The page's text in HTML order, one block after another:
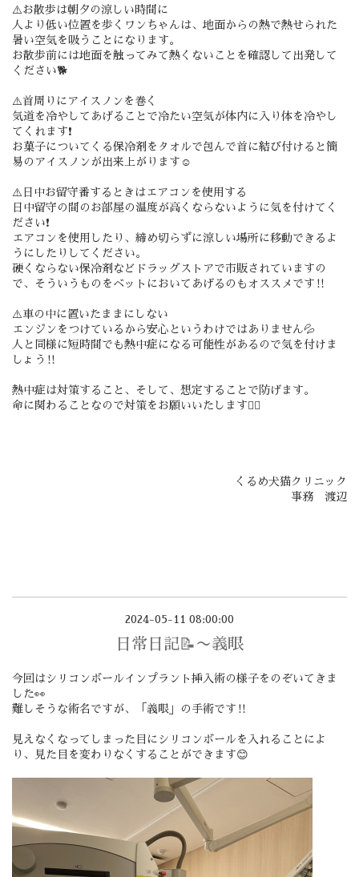
⚠️お散歩は朝夕の涼しい時間に
人より低い位置を歩くワンちゃんは、地面からの熱で熱せられた
暑い空気を吸うことになります。
お散歩前には地面を触ってみて熱くないことを確認して出発して
ください🐕
⚠️首周りにアイスノンを巻く
気道を冷やしてあげることで冷たい空気が体内に入り体を冷やし
てくれます❗️
お菓子についてくる保冷剤をタオルで包んで首に結び付けると簡
易のアイスノンが出来上がります☺️
⚠️日中お留守番するときはエアコンを使用する
日中留守の間のお部屋の温度が高くならないように気を付けてく
ださい❗️
エアコンを使用したり、締め切らずに涼しい場所に移動できるよ
うにしたりしてください。
硬くならない保冷剤などドラッグストアで市販されていますの
で、そういうものをベットにおいてあげるのもオススメです‼️
⚠️車の中に置いたままにしない
エンジンをつけているから安心というわけではありません💦
人と同様に短時間でも熱中症になる可能性があるので気を付けま
しょう‼️
熱中症は対策すること、そして、想定することで防げます。
命に関わることなので対策をお願いいたします🙇‍♀️
くるめ犬猫クリニック
事務 渡辺
2024-05-11 08:00:00
日常日記📝〜義眼
今回はシリコンボールインプラント挿入術の様子をのぞいてきま
した👀
難しそうな術名ですが、「義眼」の手術です‼️
見えなくなってしまった目にシリコンボールを入れることによ
り、見た目を変わりなくすることができます😊